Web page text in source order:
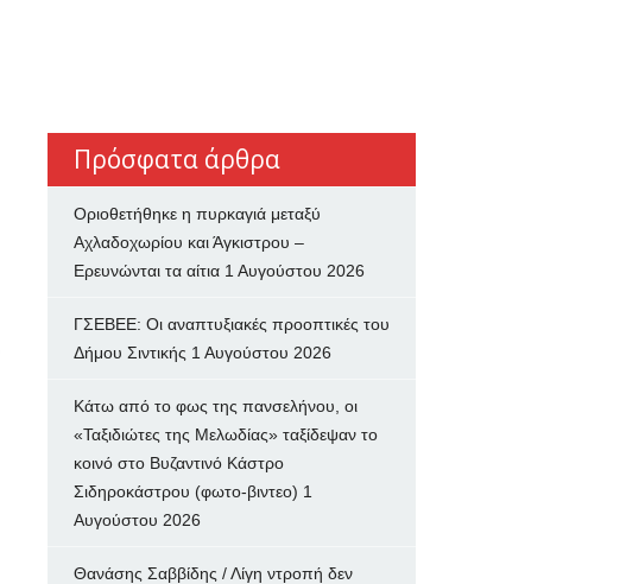
Πρόσφατα άρθρα
Οριοθετήθηκε η πυρκαγιά μεταξύ
Αχλαδοχωρίου και Άγκιστρου –
Ερευνώνται τα αίτια 1 Αυγούστου 2026
ΓΣΕΒΕΕ: Οι αναπτυξιακές προοπτικές του
Δήμου Σιντικής 1 Αυγούστου 2026
Κάτω από το φως της πανσελήνου, οι
«Ταξιδιώτες της Μελωδίας» ταξίδεψαν το
κοινό στο Βυζαντινό Κάστρο
Σιδηροκάστρου (φωτο-βιντεο) 1
Αυγούστου 2026
Θανάσης Σαββίδης / Λίγη ντροπή δεν